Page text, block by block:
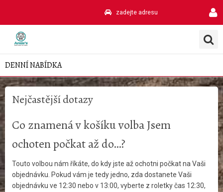
zadejte adresu
DENNÍ NABÍDKA
Nejčastější dotazy
Co znamená v košíku volba Jsem
ochoten počkat až do…?
Touto volbou nám říkáte, do kdy jste až ochotni počkat na Vaši
objednávku. Pokud vám je tedy jedno, zda dostanete Vaši
objednávku ve 12:30 nebo v 13:00, vyberte z roletky čas 12:30,